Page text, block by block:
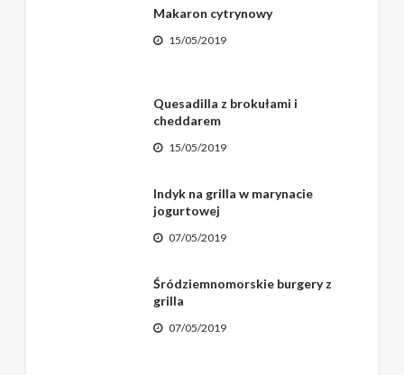
Makaron cytrynowy
15/05/2019
Quesadilla z brokułami i
cheddarem
15/05/2019
Indyk na grilla w marynacie
jogurtowej
07/05/2019
Śródziemnomorskie burgery z
grilla
07/05/2019